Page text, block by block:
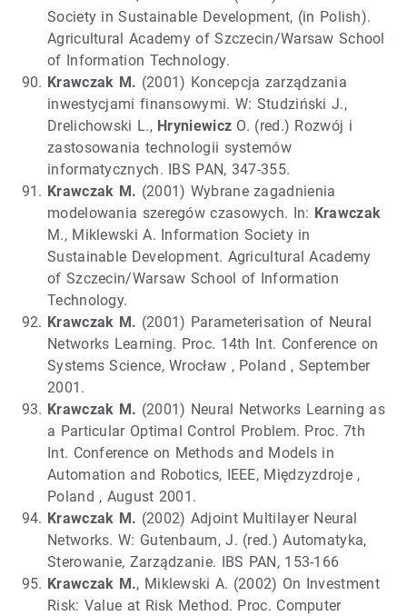
Society in Sustainable Development, (in Polish).
Agricultural Academy of Szczecin/Warsaw School
of Information Technology.
Krawczak M. (2001) Koncepcja zarządzania
inwestycjami finansowymi. W: Studziński J.,
Drelichowski L., Hryniewicz O. (red.) Rozwój i
zastosowania technologii systemów
informatycznych. IBS PAN, 347-355.
Krawczak M. (2001) Wybrane zagadnienia
modelowania szeregów czasowych. In: Krawczak
M., Miklewski A. Information Society in
Sustainable Development. Agricultural Academy
of Szczecin/Warsaw School of Information
Technology.
Krawczak M. (2001) Parameterisation of Neural
Networks Learning. Proc. 14th Int. Conference on
Systems Science, Wrocław , Poland , September
2001.
Krawczak M. (2001) Neural Networks Learning as
a Particular Optimal Control Problem. Proc. 7th
Int. Conference on Methods and Models in
Automation and Robotics, IEEE, Międzyzdroje ,
Poland , August 2001.
Krawczak M. (2002) Adjoint Multilayer Neural
Networks. W: Gutenbaum, J. (red.) Automatyka,
Sterowanie, Zarządzanie. IBS PAN, 153-166
Krawczak M., Miklewski A. (2002) On Investment
Risk: Value at Risk Method. Proc. Computer